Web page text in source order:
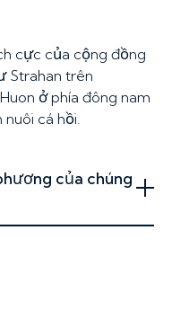
cực của cộng đồng
Strahan trên
ở phía đông nam
cá hồi.
của chúng